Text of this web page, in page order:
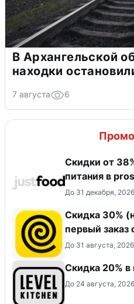
В Архангельской
находки
7 августа 6
​Скидки от
питания в
До 31 декабря, 2026
Скидка 30%
первый
До 31 августа, 2026
Скидка 20%
До 24 августа, 2026